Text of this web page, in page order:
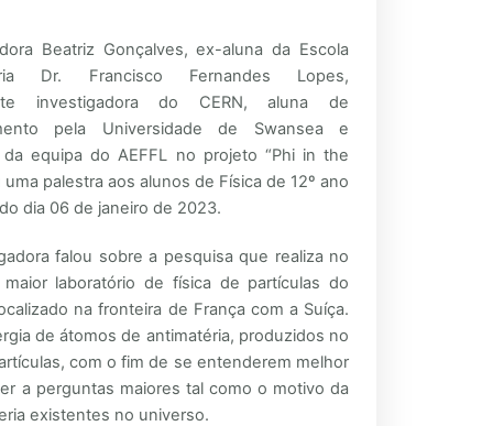
Beatriz Gonçalves, ex-aluna da Escola
Dr. Francisco Fernandes Lopes,
investigadora do CERN, aluna de
pela Universidade de Swansea e
da equipa do AEFFL no projeto “Phi in the
uma palestra aos alunos de Física de 12º ano
dia 06 de janeiro de 2023.
falou sobre a pesquisa que realiza no
maior laboratório de física de partículas do
na fronteira de França com a Suíça.
de átomos de antimatéria, produzidos no
com o fim de se entenderem melhor
a perguntas maiores tal como o motivo da
existentes no universo.